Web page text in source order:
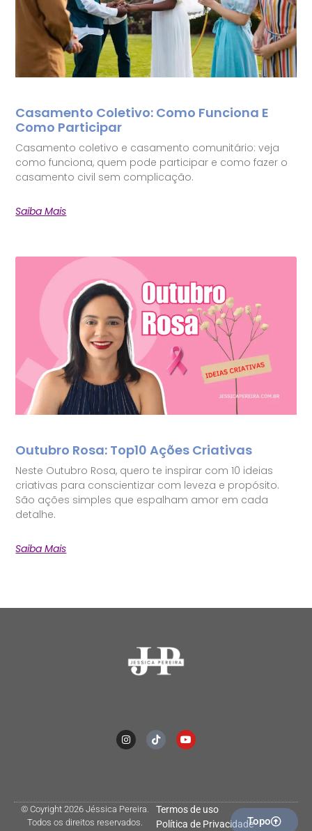
Casamento Coletivo: Como Funciona E
Como Participar
Casamento coletivo e casamento comunitário: veja
como funciona, quem pode participar e como fazer o
casamento civil sem complicação.
Saiba Mais
Outubro Rosa: Top10 Ações Criativas
Neste Outubro Rosa, quero te inspirar com 10 ideias
criativas para conscientizar com leveza e propósito.
São ações simples que espalham amor em cada
detalhe.
Saiba Mais
© Coyright 2026 Jéssica Pereira.
Todos os direitos reservados.
Termos de uso
Política de PrivacidadeTopo